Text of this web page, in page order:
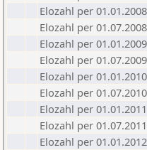
Elozahl per 01.01.2008
Elozahl per 01.07.2008
Elozahl per 01.01.2009
Elozahl per 01.07.2009
Elozahl per 01.01.2010
Elozahl per 01.07.2010
Elozahl per 01.01.2011
Elozahl per 01.07.2011
Elozahl per 01.01.2012